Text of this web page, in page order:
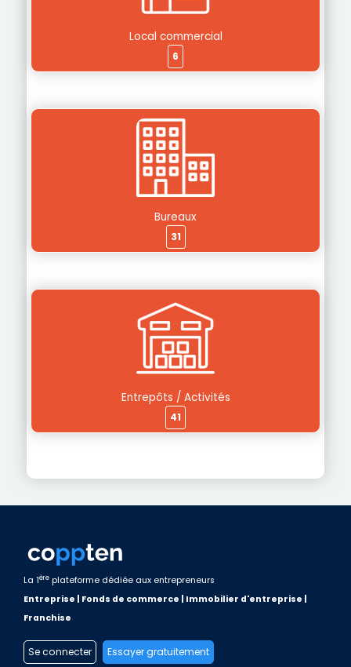
Local commercial
6
Bureaux
31
Entrepôts / Activités
41
La 1ère plateforme dédiée aux entrepreneurs
Entreprise | Fonds de commerce | Immobilier d'entreprise |
Franchise
Se connecter Essayer gratuitement